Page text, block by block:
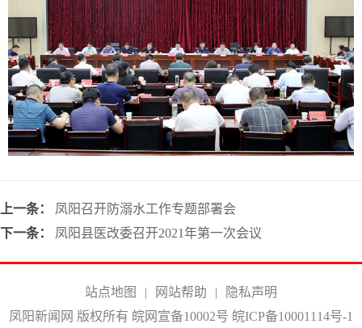
上一条：
凤阳召开防溺水工作专题部署会
下一条：
凤阳县医改委召开2021年第一次会议
站点地图 | 网站帮助 |
隐私声明
凤阳新闻网 版权所有 皖网宣备10002号 皖ICP备10001114号-1